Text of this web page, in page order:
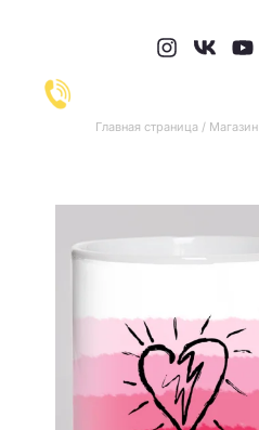
содержимому
Главная страница / Магазин
товара
"Сердце"